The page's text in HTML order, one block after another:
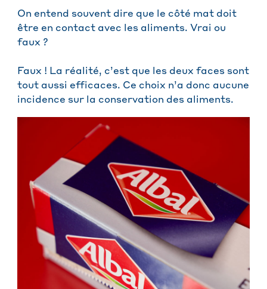
On entend souvent dire que le côté mat doit
être en contact avec les aliments. Vrai ou
faux ?
Faux ! La réalité, c’est que les deux faces sont
tout aussi efficaces. Ce choix n’a donc aucune
incidence sur la conservation des aliments.